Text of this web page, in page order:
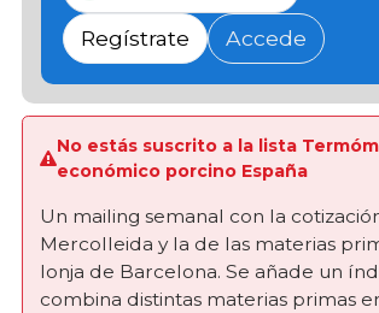
Regístrate Accede
No estás suscrito a la lista
económico porcino España
Un mailing semanal con la
Mercolleida y la de las materias
lonja de Barcelona. Se añade un
combina distintas materias primas